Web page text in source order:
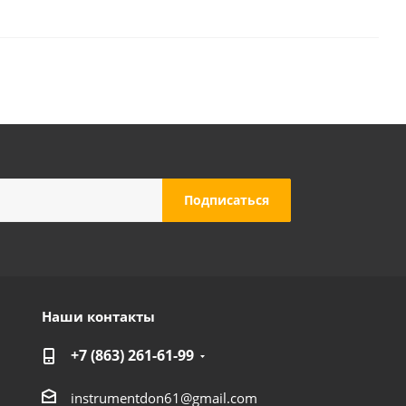
Наши контакты
+7 (863) 261-61-99
instrumentdon61@gmail.com